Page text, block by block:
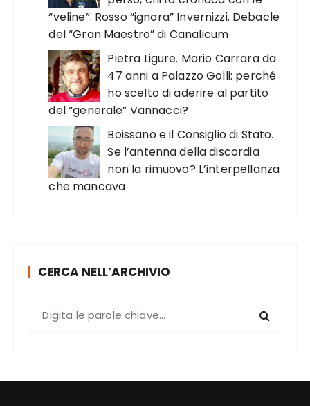
“veline”. Rosso “ignora” Invernizzi. Debacle
del “Gran Maestro” di Canalicum
Pietra Ligure. Mario Carrara da
47 anni a Palazzo Golli: perché
ho scelto di aderire al partito
del “generale” Vannacci?
Boissano e il Consiglio di Stato.
Se l’antenna della discordia
non la rimuovo? L’interpellanza
che mancava
CERCA NELL’ARCHIVIO